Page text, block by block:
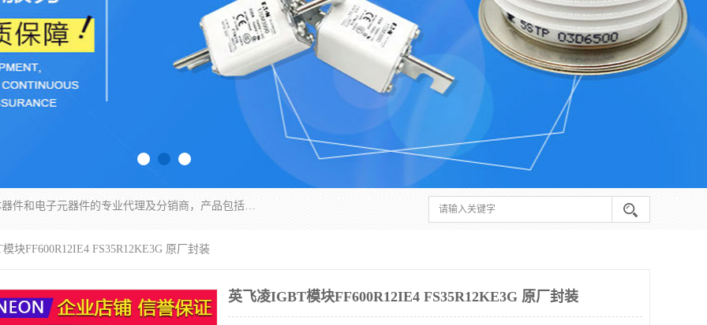
苏州沛易电子科技有限公司是一家从事电力半导体器件和电子元器件的专业代理及分销商，产品包括：IGBT模块、IPM模块、PIM模块、二极管、三极管、可控硅、整流桥、IGBT单管、IGBT电路驱动板、GTR达林顿模块、快恢复二极管、肖特基二极管、熔断器、IC集成电路、快速熔断器等。
块FF600R12IE4 FS35R12KE3G 原厂封装
英飞凌IGBT模块FF600R12IE4 FS35R12KE3G 原厂封装